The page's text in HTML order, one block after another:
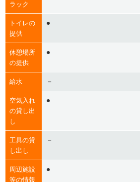
ラック
トイレの
提供
●
休憩場所
の提供
●
給水 －
空気入れ
の貸し出
し
●
工具の貸
し出し
－
周辺施設
等の情報
●